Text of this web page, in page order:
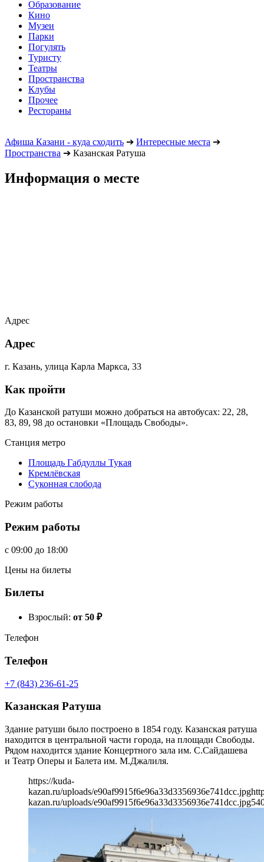
Образование
Кино
Музеи
Парки
Погулять
Туристу
Театры
Пространства
Клубы
Прочее
Рестораны
Афиша Казани - куда сходить ➔ Интересные места ➔
Пространства ➔ Казанская Ратуша
Информация о месте
Адрес
Адрес
г. Казань, улица Карла Маркса, 33
Как пройти
До Казанской ратуши можно добраться на автобусах: 22, 28,
83, 89, 98 до остановки «Площадь Свободы».
Станция метро
Площадь Габдуллы Тукая
Кремлёвская
Суконная слобода
Режим работы
Режим работы
c 09:00 до 18:00
Цены на билеты
Билеты
Взрослый: от 50 ₽
Телефон
Телефон
+7 (843) 236-61-25
Казанская Ратуша
Здание ратуши было построено в 1854 году. Казанская ратуша
находится в центральной части города, на площади Свободы.
Рядом находится здание Концертного зала им. С.Сайдашева
и Театр Оперы и Балета им. М.Джалиля.
https://kuda-
kazan.ru/uploads/e90af9915f6e96a33d3356936e741dcc.jpg
kazan.ru/uploads/e90af9915f6e96a33d3356936e741dcc.jpg